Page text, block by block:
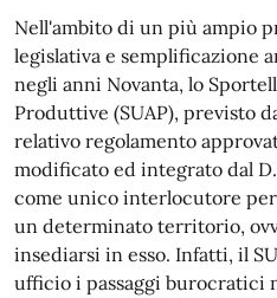
Nell'ambito di un più ampio
legislativa e semplificazione
negli anni Novanta, lo
Produttive (SUAP), previsto
relativo regolamento
modificato ed integrato dal
come unico interlocutore
un determinato territorio,
insediarsi in esso. Infatti, il
ufficio i passaggi burocratici